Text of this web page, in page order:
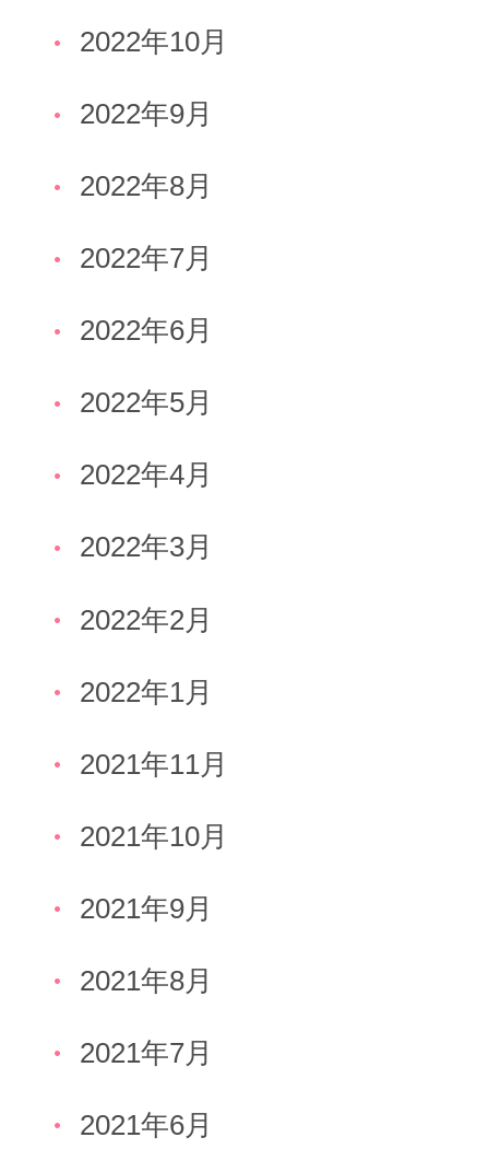
2022年10月
2022年9月
2022年8月
2022年7月
2022年6月
2022年5月
2022年4月
2022年3月
2022年2月
2022年1月
2021年11月
2021年10月
2021年9月
2021年8月
2021年7月
2021年6月